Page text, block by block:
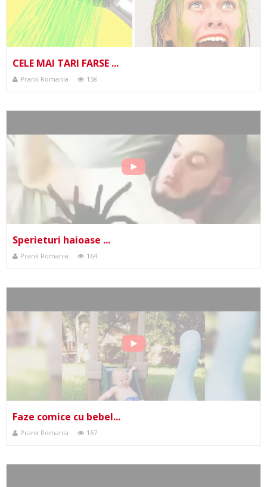
CELE MAI TARI FARSE ...
Prank Romania 158
Sperieturi haioase ...
Prank Romania 164
Faze comice cu bebel...
Prank Romania 167